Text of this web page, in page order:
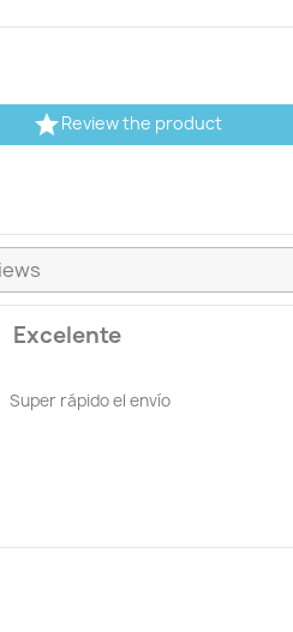
Review the product
Excelente
Super rápido el envío